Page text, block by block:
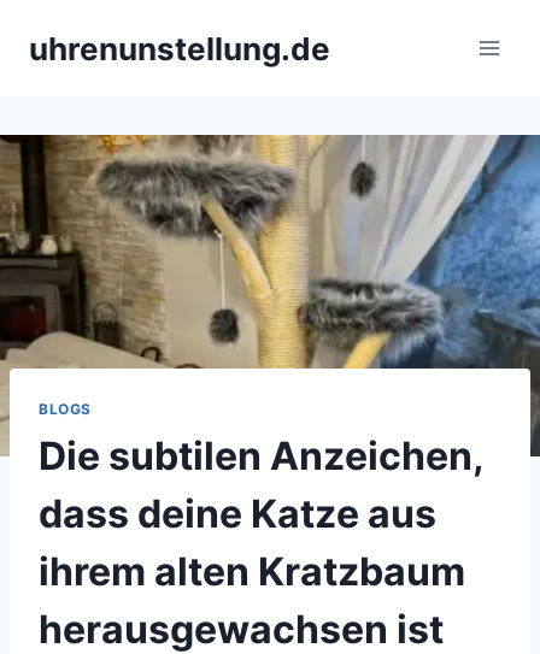
uhrenunstellung.de
BLOGS
Die subtilen Anzeichen,
dass deine Katze aus
ihrem alten Kratzbaum
herausgewachsen ist